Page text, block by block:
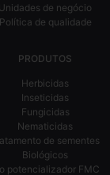
Unidades de negócio
Política de qualidade
PRODUTOS
Herbicidas
Inseticidas
Fungicidas
Nematicidas
de sementes
Biológicos
potencializador FMC